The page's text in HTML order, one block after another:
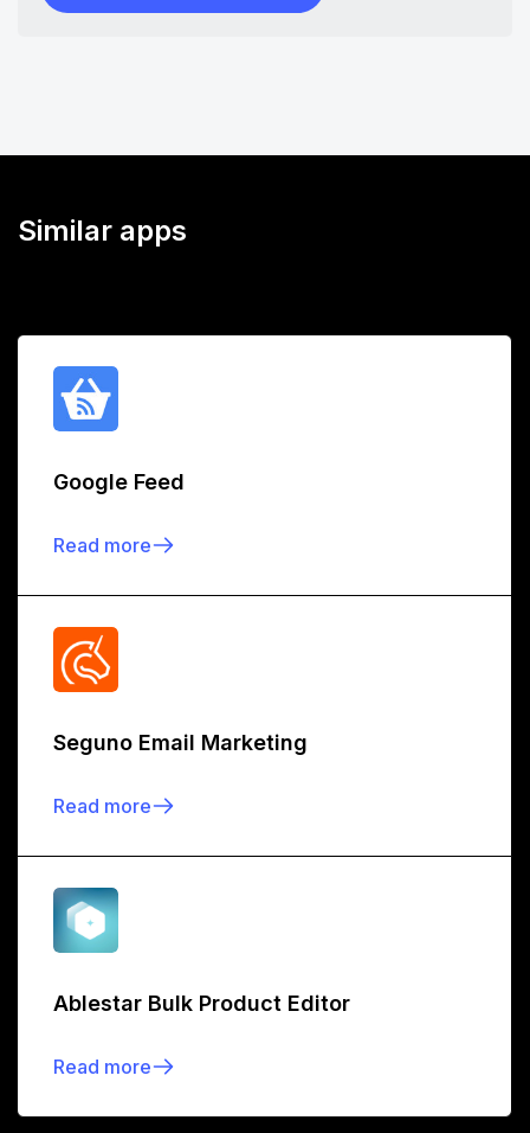
Similar apps
Google Feed
Read more
Seguno Email Marketing
Read more
Ablestar Bulk Product Editor
Read more